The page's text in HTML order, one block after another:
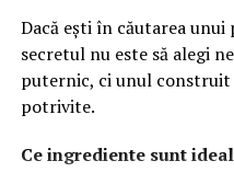
Pe lângă experiența
un factor decisiv. Chiar și
avea rezultate limitate
potrivit. De aceea,
facă parte din aceeași
Dacă ești în căutarea
secretul nu este să alegi
puternic, ci unul
potrivite.
Ce ingrediente sunt